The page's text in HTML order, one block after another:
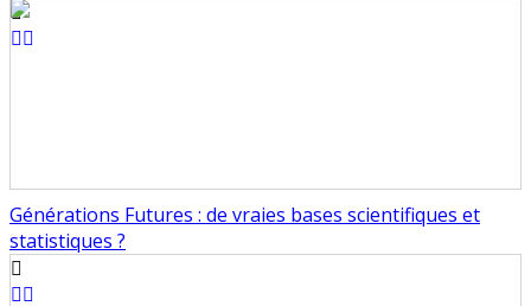
Générations Futures : de vraies bases scientifiques et
statistiques ?